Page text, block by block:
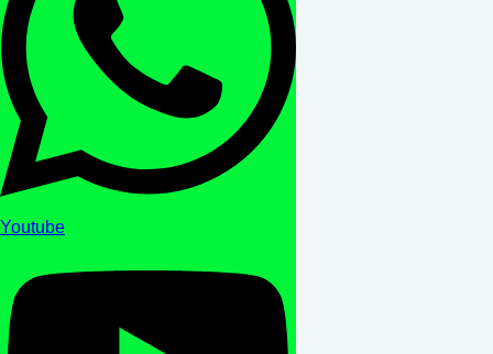
Youtube